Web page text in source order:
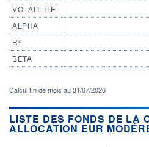
VOLATILITE
ALPHA
R²
BETA
Calcul fin de mois au 31/07/2026
LISTE DES FONDS DE LA
ALLOCATION EUR